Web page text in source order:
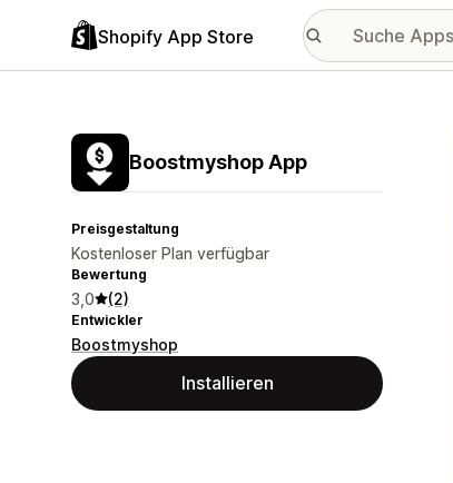
Shopify App Store
Boostmyshop App
Preisgestaltung
Kostenloser Plan verfügbar
Bewertung
3,0 (2)
Entwickler
Boostmyshop
Installieren